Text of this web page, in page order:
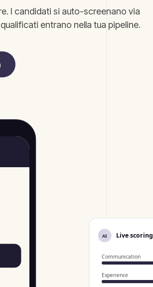
I candidati si auto-screenano via
entrano nella tua pipeline.
AI Live scoring
Communication
Experience